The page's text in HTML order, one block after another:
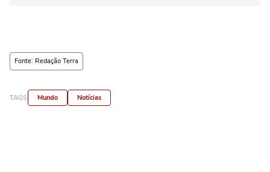
Fonte: Redação Terra
TAGS Mundo Notícias